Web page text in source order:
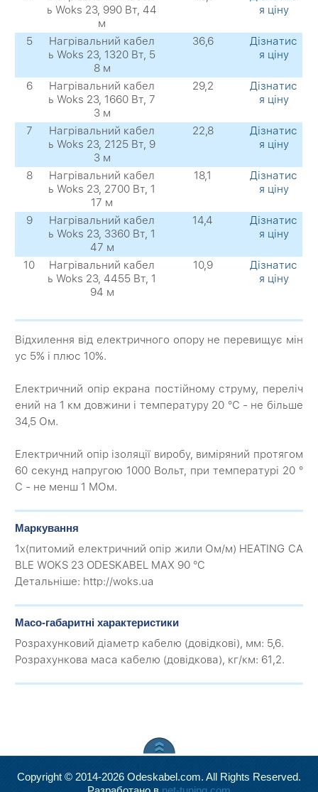
ь Woks 23, 990 Вт, 44
м
я ціну
5
Нагрівальний кабел
ь Woks 23, 1320 Вт, 5
8 м
36,6
Дізнатис
я ціну
6
Нагрівальний кабел
ь Woks 23, 1660 Вт, 7
3 м
29,2
Дізнатис
я ціну
7
Нагрівальний кабел
ь Woks 23, 2125 Вт, 9
3 м
22,8
Дізнатис
я ціну
8
Нагрівальний кабел
ь Woks 23, 2700 Вт, 1
17 м
18,1
Дізнатис
я ціну
9
Нагрівальний кабел
ь Woks 23, 3360 Вт, 1
47 м
14,4
Дізнатис
я ціну
10
Нагрівальний кабел
ь Woks 23, 4455 Вт, 1
94 м
10,9
Дізнатис
я ціну
Відхилення від електричного опору не перевищує мін
ус 5% і плюс 10%.
Електричний опір екрана постійному струму, переліч
ений на 1 км довжини і температуру 20 °С - не більше
34,5 Ом.
Електричний опір ізоляції виробу, виміряний протягом
60 секунд напругою 1000 Вольт, при температурі 20 °
С - не менш 1 МОм.
Маркування
1х(питомий електричний опір жили Ом/м) HEATING CA
BLE WOKS 23 ODESKABEL MAX 90 °C
Детальніше: http://woks.ua
Масо-габаритні характеристики
Розрахунковий діаметр кабелю (довідкові), мм: 5,6.
Розрахункова маса кабелю (довідкова), кг/км: 61,2.
Copyright © 2014-2026 Odeskabel.com. All Rights Reserved.